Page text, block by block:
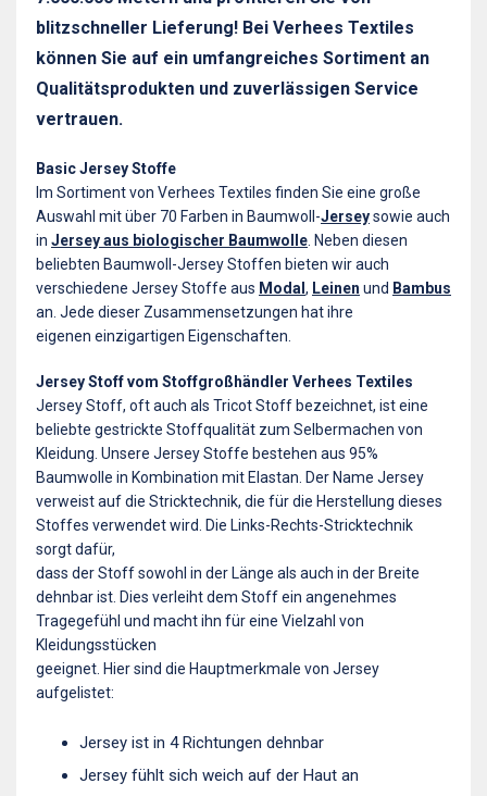
blitzschneller Lieferung! Bei Verhees Textiles
können Sie auf ein umfangreiches Sortiment an
Qualitätsprodukten und zuverlässigen Service
vertrauen.
Basic Jersey Stoffe
Im Sortiment von Verhees Textiles finden Sie eine große
Auswahl mit über 70 Farben in Baumwoll-Jerseysowie auch
in Jersey aus biologischer Baumwolle . Neben diesen
beliebten Baumwoll-Jersey Stoffen bieten wir auch
verschiedene Jersey Stoffe aus Modal, Leinen und Bambus
an. Jede dieser Zusammensetzungen hat ihre
eigenen einzigartigen Eigenschaften.
Jersey Stoff vom Stoffgroßhändler Verhees Textiles
Jersey Stoff, oft auch als Tricot Stoff bezeichnet, ist eine
beliebte gestrickte Stoffqualität zum Selbermachen von
Kleidung. Unsere Jersey Stoffe bestehen aus 95%
Baumwolle in Kombination mit Elastan. Der Name Jersey
verweist auf die Stricktechnik, die für die Herstellung dieses
Stoffes verwendet wird. Die Links-Rechts-Stricktechnik
sorgt dafür,
dass der Stoff sowohl in der Länge als auch in der Breite
dehnbar ist. Dies verleiht dem Stoff ein angenehmes
Tragegefühl und macht ihn für eine Vielzahl von
Kleidungsstücken
geeignet. Hier sind die Hauptmerkmale von Jersey
aufgelistet:
Jersey ist in 4 Richtungen dehnbar
Jersey fühlt sich weich auf der Haut an